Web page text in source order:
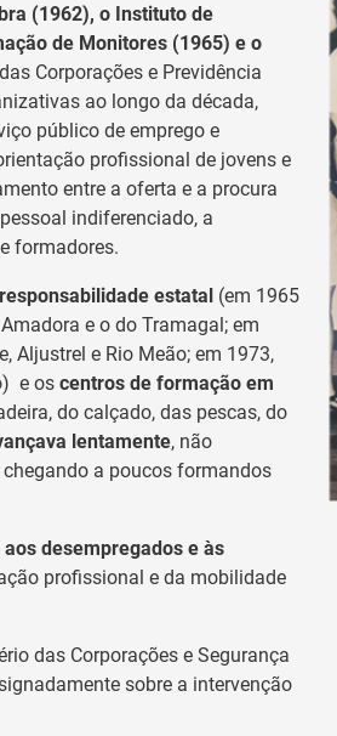
(1962), o Instituto de
de Monitores (1965) e o
Corporações e Previdência
ao longo da década,
público de emprego e
profissional de jovens e
entre a oferta e a procura
indiferenciado, a
formadores.
estatal (em 1965
e o do Tramagal; em
Aljustrel e Rio Meão; em 1973,
e os centros de formação em
do calçado, das pescas, do
lentamente, não
a poucos formandos
desempregados e às
profissional e da mobilidade
das Corporações e Segurança
sobre a intervenção